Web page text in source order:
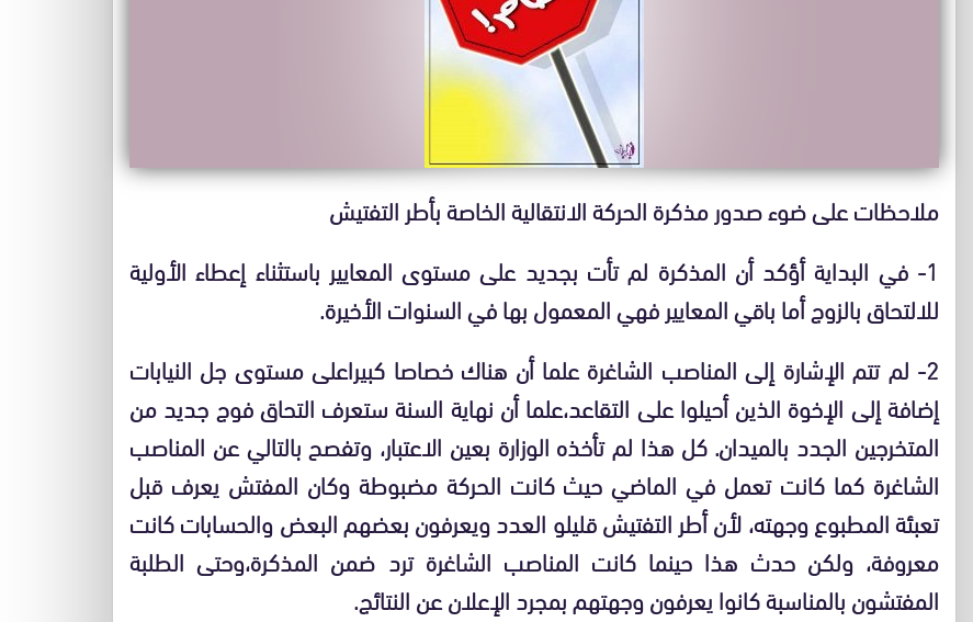
ملاحظات على ضوء صدور مذكرة الحركة الانتقالية الخاصة بأطر التفتيش
1- في البداية أؤكد أن المذكرة لم تأت بجديد على مستوى المعايير باستثناء إعطاء الأولية
للالتحاق بالزوج أما باقي المعايير فهي المعمول بها في السنوات الأخيرة.
2- لم تتم الإشارة إلى المناصب الشاغرة علما أن هناك خصاصا كبيراعلى مستوى جل النيابات
إضافة إلى الإخوة الذين أحيلوا على التقاعد،علما أن نهاية السنة ستعرف التحاق فوج جديد من
المتخرجين الجدد بالميدان. كل هذا لم تأخذه الوزارة بعين الاعتبار، وتفصح بالتالي عن المناصب
الشاغرة كما كانت تعمل في الماضي حيث كانت الحركة مضبوطة وكان المفتش يعرف قبل
تعبئة المطبوع وجهته، لأن أطر التفتيش قليلو العدد ويعرفون بعضهم البعض والحسابات كانت
معروفة، ولكن حدث هذا حينما كانت المناصب الشاغرة ترد ضمن المذكرة،وحتى الطلبة
المفتشون بالمناسبة كانوا يعرفون وجهتهم بمجرد الإعلان عن النتائج.